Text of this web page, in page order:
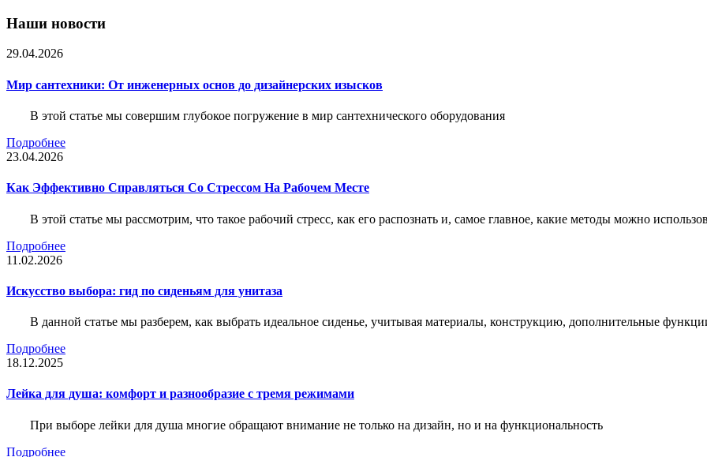
Наши новости
29.04.2026
Мир сантехники: От инженерных основ до дизайнерских изысков
В этой статье мы совершим глубокое погружение в мир сантехнического оборудования
Подробнее
23.04.2026
Как Эффективно Справляться Со Стрессом На Рабочем Месте
В этой статье мы рассмотрим, что такое рабочий стресс, как его распознать и, самое главное, какие методы можно
Подробнее
11.02.2026
Искусство выбора: гид по сиденьям для унитаза
В данной статье мы разберем, как выбрать идеальное сиденье, учитывая материалы, конструкцию, дополнительные
Подробнее
18.12.2025
Лейка для душа: комфорт и разнообразие с тремя режимами
При выборе лейки для душа многие обращают внимание не только на дизайн, но и на функциональность
Подробнее